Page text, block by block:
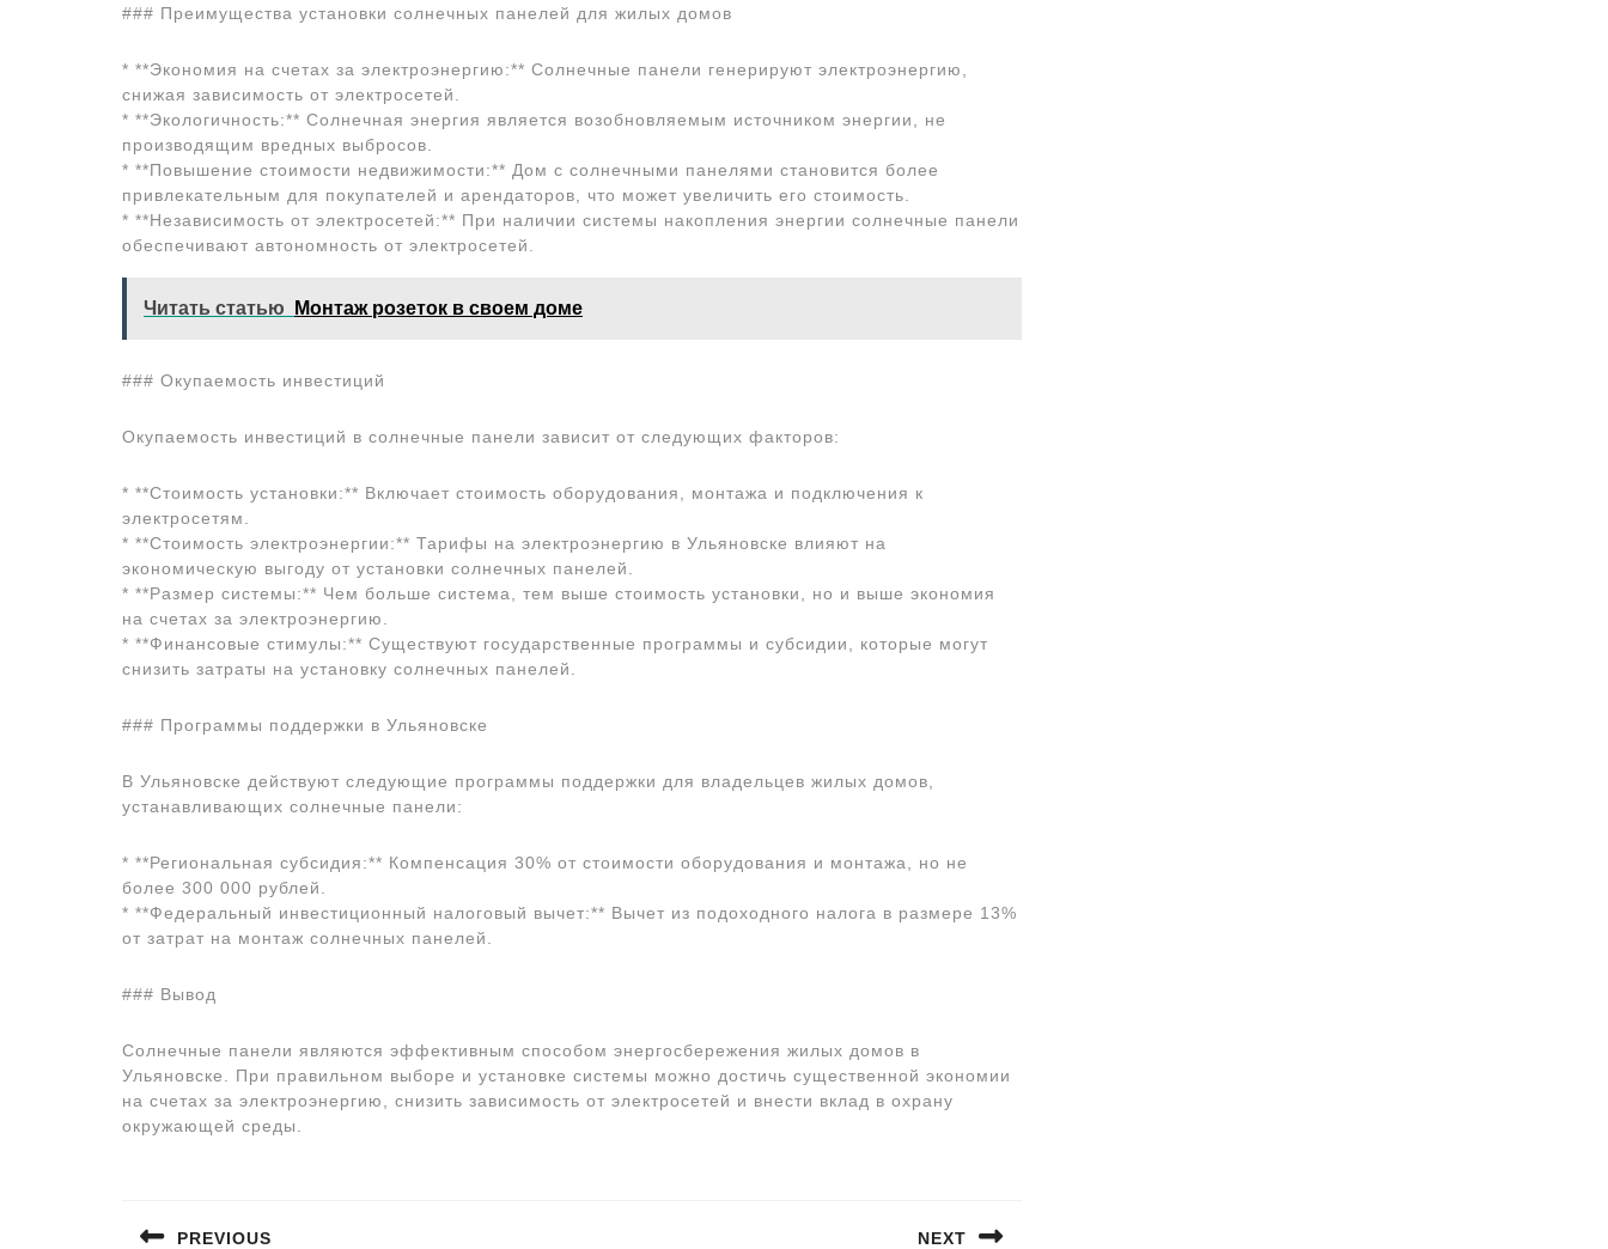
### Преимущества установки солнечных панелей для жилых домов
* **Экономия на счетах за электроэнергию:** Солнечные панели генерируют электроэнергию,
снижая зависимость от электросетей.
* **Экологичность:** Солнечная энергия является возобновляемым источником энергии, не
производящим вредных выбросов.
* **Повышение стоимости недвижимости:** Дом с солнечными панелями становится более
привлекательным для покупателей и арендаторов, что может увеличить его стоимость.
* **Независимость от электросетей:** При наличии системы накопления энергии солнечные панели
обеспечивают автономность от электросетей.
Читать статью Монтаж розеток в своем доме
### Окупаемость инвестиций
Окупаемость инвестиций в солнечные панели зависит от следующих факторов:
* **Стоимость установки:** Включает стоимость оборудования, монтажа и подключения к
электросетям.
* **Стоимость электроэнергии:** Тарифы на электроэнергию в Ульяновске влияют на
экономическую выгоду от установки солнечных панелей.
* **Размер системы:** Чем больше система, тем выше стоимость установки, но и выше экономия
на счетах за электроэнергию.
* **Финансовые стимулы:** Существуют государственные программы и субсидии, которые могут
снизить затраты на установку солнечных панелей.
### Программы поддержки в Ульяновске
В Ульяновске действуют следующие программы поддержки для владельцев жилых домов,
устанавливающих солнечные панели:
* **Региональная субсидия:** Компенсация 30% от стоимости оборудования и монтажа, но не
более 300 000 рублей.
* **Федеральный инвестиционный налоговый вычет:** Вычет из подоходного налога в размере 13%
от затрат на монтаж солнечных панелей.
### Вывод
Солнечные панели являются эффективным способом энергосбережения жилых домов в
Ульяновске. При правильном выборе и установке системы можно достичь существенной экономии
на счетах за электроэнергию, снизить зависимость от электросетей и внести вклад в охрану
окружающей среды.
по
PREVIOUS NEXT